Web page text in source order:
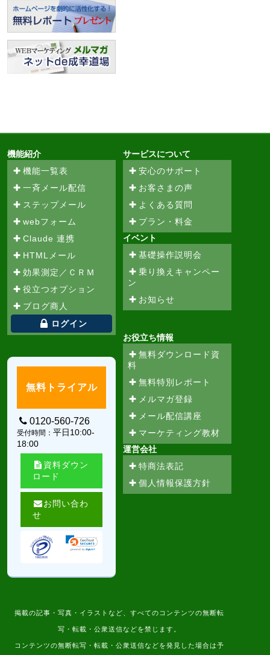
機能紹介
機能一覧表
一斉メール配信
ステップメール
webフォーム
Claude 連携
HTMLメール
効果測定／ＣＲＭ
役立つオプション
ブログ商人
ログイン
サービスについて
安心のサポート
お客さまの声
よくある質問
プラン・料金
イベント
基礎操作説明会
乗り換えキャンペー
ン
お知らせ
お役立ち情報
無料ダウンロード資
料
無料特別レポート
メルマガ登録
メール配信講座
マーケティング教材
運営会社
特商法表記
個人情報保護方針
無料トライアル
0120-560-726
受付時間： 平日10:00-
18:00
資料ダウン
ロード
お問い合わ
せ
掲載の記事・写真・イラストなど、すべてのコンテンツの無断転
写・転載・公衆送信などを禁じます。
コンテンツの無断転写・転載・公衆送信などを発見した場合は予